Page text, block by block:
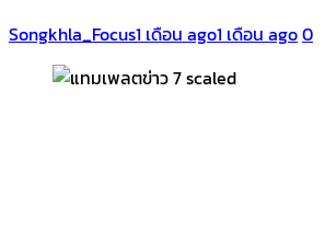
Songkhla_Focus1 เดือน ago1 เดือน ago0